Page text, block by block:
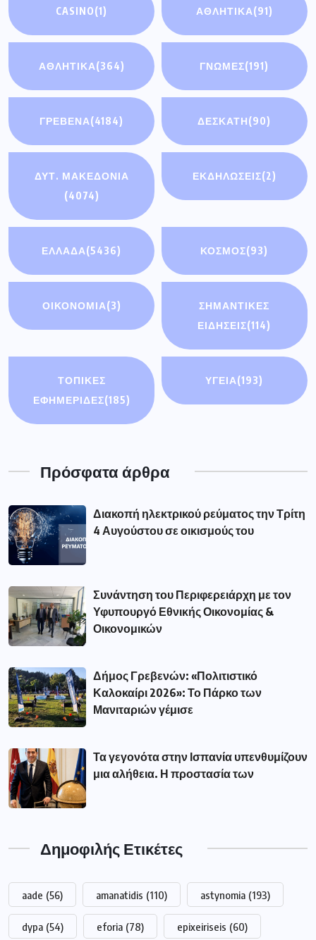
CASINO(1) ΑΘΛΗΤΙΚΆ(91)
ΑΘΛΗΤΙΚΑ(364) ΓΝΩΜΕΣ(191)
ΓΡΕΒΕΝΑ(4184) ΔΕΣΚΑΤΗ(90)
ΔΥΤ. ΜΑΚΕΔΟΝΙΑ
(4074)
ΕΚΔΗΛΩΣΕΙΣ(2)
ΕΛΛΑΔΑ(5436) ΚΟΣΜΟΣ(93)
ΟΙΚΟΝΟΜΊΑ(3)
ΣΗΜΑΝΤΙΚΈΣ
ΕΙΔΉΣΕΙΣ(114)
ΤΟΠΙΚΕΣ
ΕΦΗΜΕΡΙΔΕΣ(185)
ΥΓΕΙΑ(193)
Πρόσφατα άρθρα
Διακοπή ηλεκτρικού ρεύματος την Τρίτη
4 Αυγούστου σε οικισμούς του
Συνάντηση του Περιφερειάρχη με τον
Υφυπουργό Εθνικής Οικονομίας &
Οικονομικών
Δήμος Γρεβενών: «Πολιτιστικό
Καλοκαίρι 2026»: Το Πάρκο των
Μανιταριών γέμισε
Τα γεγονότα στην Ισπανία υπενθυμίζουν
μια αλήθεια. Η προστασία των
Δημοφιλής Ετικέτες
aade (56) amanatidis (110) astynomia (193)
dypa (54) eforia (78) epixeiriseis (60)